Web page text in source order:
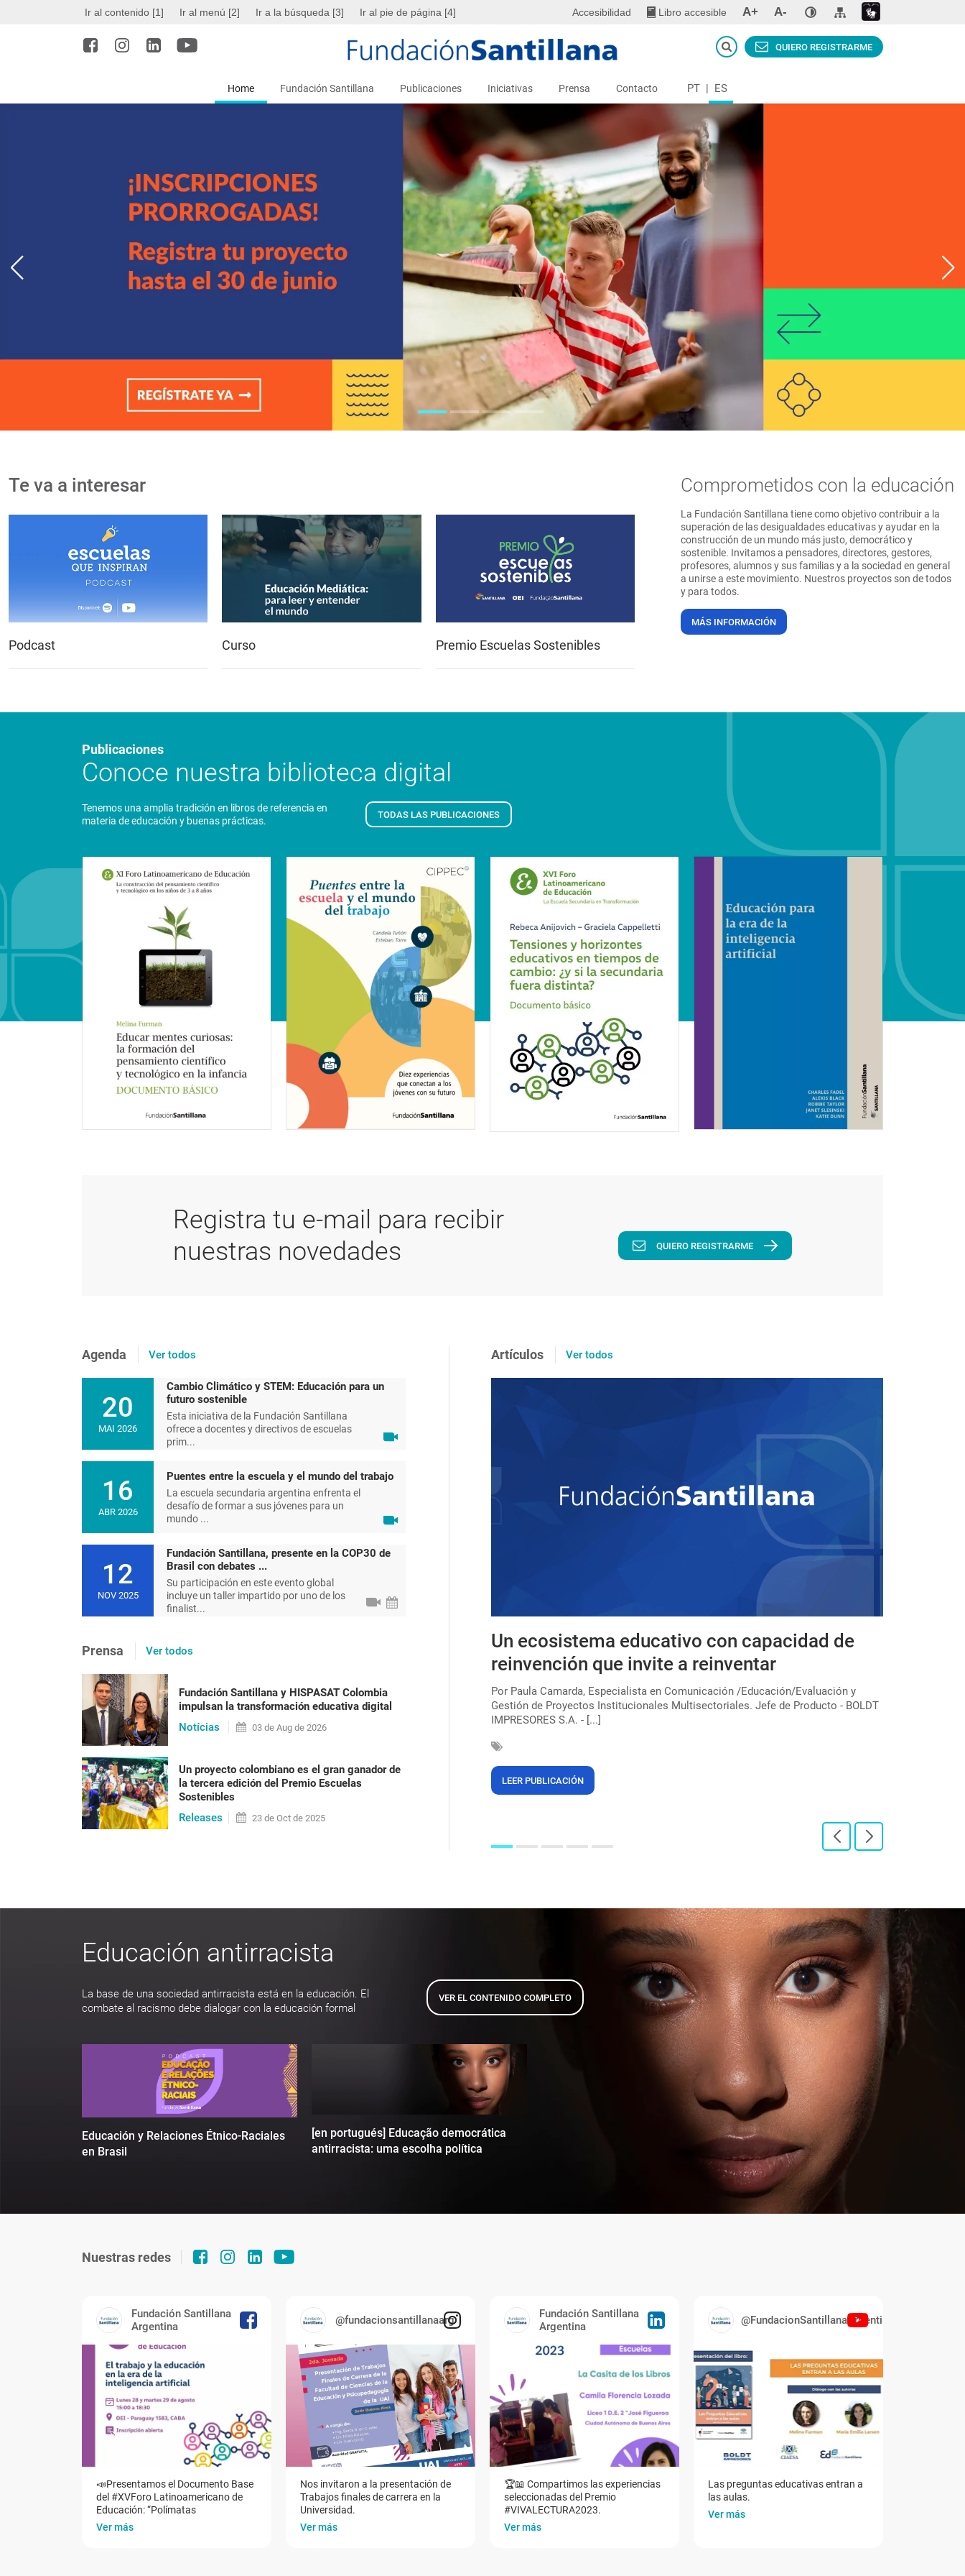
Ir al contenido [1] Ir al menú [2] Ir a la búsqueda [3] Ir al pie de página [4] Accesibilidad Libro accesible A+ A-
Home Fundación Santillana Publicaciones Iniciativas Prensa Contacto PT | ES
QUIERO REGISTRARME
Comprometidos con la educación
La Fundación Santillana tiene como objetivo contribuir a la
superación de las desigualdades educativas y ayudar en la
construcción de un mundo más justo, democrático y
sostenible. Invitamos a pensadores, directores, gestores,
profesores, alumnos y sus familias y a la sociedad en general
a unirse a este movimiento. Nuestros proyectos son de todos
y para todos.
MÁS INFORMACIÓN
Te va a interesar
Podcast Curso Premio Escuelas Sostenibles
Publicaciones
Conoce nuestra biblioteca digital
Tenemos una amplia tradición en libros de referencia en
materia de educación y buenas prácticas.
TODAS LAS PUBLICACIONES
Registra tu e-mail para recibir
nuestras novedades
QUIERO REGISTRARME
Agenda Ver todos
20
MAI 2026
Cambio Climático y STEM: Educación para un
futuro sostenible
Esta iniciativa de la Fundación Santillana
ofrece a docentes y directivos de escuelas
prim...
16
ABR 2026
Puentes entre la escuela y el mundo del trabajo
La escuela secundaria argentina enfrenta el
desafío de formar a sus jóvenes para un
mundo ...
12
NOV 2025
Fundación Santillana, presente en la COP30 de
Brasil con debates ...
Su participación en este evento global
incluye un taller impartido por uno de los
finalist...
Prensa Ver todos
Fundación Santillana y HISPASAT Colombia
impulsan la transformación educativa digital
Notícias
03 de Aug de 2026
Un proyecto colombiano es el gran ganador de
la tercera edición del Premio Escuelas
Sostenibles
Releases
23 de Oct de 2025
Artículos Ver todos
[en portugués] Após 20 anos, uma lei que ainda
precisa ser posta em prática para combater o
racismo
Nilma Lino Gomes Em 2023 o Brasil vai alcançar a marca de 220 milhões de
habitantes, a maioria formada por pessoas negras (56%). Mas, mesmo após 135
anos do fim do reg[...]
LEER PUBLICACIÓN
Un ecosistema educativo con capacidad de
reinvención que invite a reinventar
Por Paula Camarda, Especialista en Comunicación /Educación/Evaluación y
Gestión de Proyectos Institucionales Multisectoriales. Jefe de Producto - BOLDT
IMPRESORES S.A. - [...]
LEER PUBLICACIÓN
Educación antirracista
La base de una sociedad antirracista está en la educación. El
combate al racismo debe dialogar con la educación formal
VER EL CONTENIDO COMPLETO
Educación y Relaciones Étnico-Raciales
en Brasil
[en portugués] Educação democrática
antirracista: uma escolha política
Nuestras redes
Fundación Santillana
Argentina
📣Presentamos el Documento Base
del #XVForo Latinoamericano de
Educación: “Polímatas
Ver más
@fundacionsantillanaarg
Nos invitaron a la presentación de
Trabajos finales de carrera en la
Universidad.
Ver más
Fundación Santillana
Argentina
🏆📖 Compartimos las experiencias
seleccionadas del Premio
#VIVALECTURA2023.
Ver más
@FundacionSantillanaArgentina
Las preguntas educativas entran a
las aulas.
Ver más